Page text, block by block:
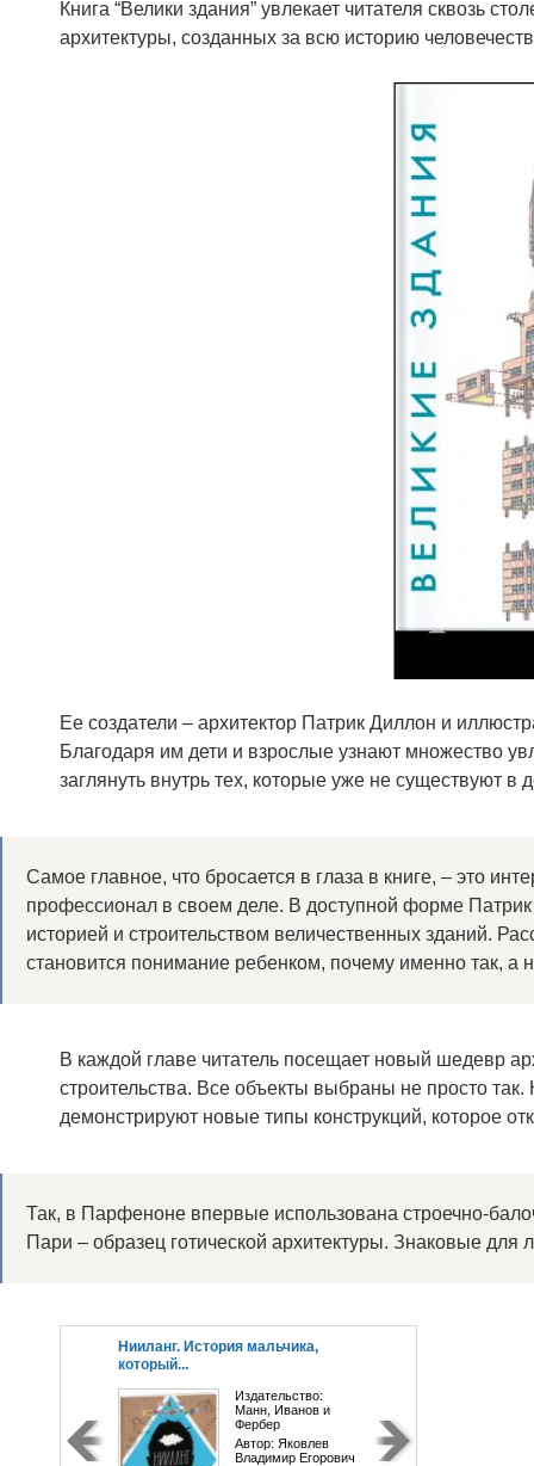
Книга “Велики здания” увлекает читателя сквозь
архитектуры, созданных за всю историю
Ее создатели – архитектор Патрик Диллон и
Благодаря им дети и взрослые узнают множество
заглянуть внутрь тех, которые уже не существуют в
Самое главное, что бросается в глаза в книге, – это
профессионал в своем деле. В доступной форме
историей и строительством величественных зданий.
становится понимание ребенком, почему именно так,
В каждой главе читатель посещает новый шедевр
строительства. Все объекты выбраны не просто
демонстрируют новые типы конструкций, которое
Так, в Парфеноне впервые использована строечно-
Пари – образец готической архитектуры. Знаковые
Нииланг. История мальчика,
который...
Издательство:
Манн, Иванов и
Фербер
Автор: Яковлев
Владимир Егорович